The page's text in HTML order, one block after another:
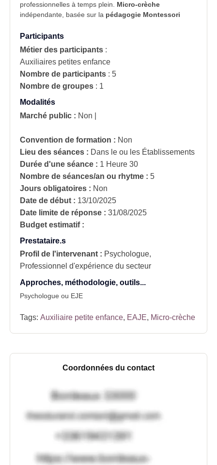
professionnelles à temps plein. Micro-crèche
indépendante, basée sur la pédagogie Montessori
Participants
Métier des participants :
Auxiliaires petites enfance
Nombre de participants : 5
Nombre de groupes : 1
Modalités
Marché public : Non
Convention de formation : Non
Lieu des séances : Dans le ou les Établissements
Durée d'une séance : 1 Heure 30
Nombre de séances/an ou rhytme : 5
Jours obligatoires : Non
Date de début : 13/10/2025
Date limite de réponse : 31/08/2025
Budget estimatif :
Prestataire.s
Profil de l'intervenant : Psychologue,
Professionnel d'expérience du secteur
Approches, méthodologie, outils...
Psychologue ou EJE
Tags: Auxiliaire petite enfance, EAJE, Micro-crèche
Coordonnées du contact